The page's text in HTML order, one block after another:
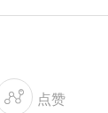
 点赞